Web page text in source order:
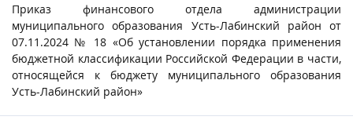
Приказ финансового отдела администрации
муниципального образования Усть-Лабинский район от
07.11.2024 № 18 «Об установлении порядка применения
бюджетной классификации Российской Федерации в части,
относящейся к бюджету муниципального образования
Усть-Лабинский район»